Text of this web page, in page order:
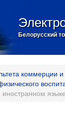
Белорусский
коммерции